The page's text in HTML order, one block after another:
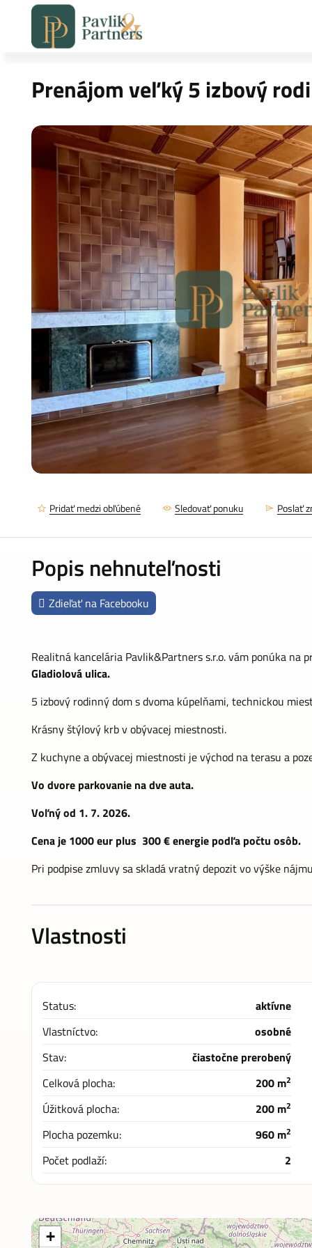
Prenájom veľký 5 izbový
Pridať medzi obľúbené Sledovať ponuku Poslať
Popis nehnuteľnosti
Zdieľať na Facebooku
Realitná kancelária Pavlik&Partners s.r.o. vám ponúka
Gladiolová ulica.
5 izbový rodinný dom s dvoma kúpelňami, technickou
Krásny štýlový krb v obývacej miestnosti.
Z kuchyne a obývacej miestnosti je východ na terasu a
Vo dvore parkovanie na dve auta.
Voľný od 1. 7. 2026.
Cena je 1000 eur plus 300 € energie podľa počtu osôb.
Pri podpise zmluvy sa skladá vratný depozit vo výške
Vlastnosti
Status:
aktívne
Vlastníctvo:
osobné
Stav:
čiastočne prerobený
Celková plocha:
200 m2
Úžitková plocha: 200 m2
Plocha pozemku: 960 m2
Počet podlaží: 2
+